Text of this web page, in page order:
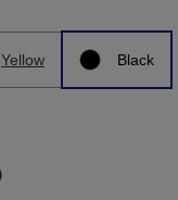
Yellow Black